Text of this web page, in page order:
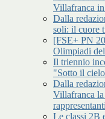
Villafranca in
Dalla
soli: il cuore
[FSE+ PN
Olimpiadi
Il triennio
"Sotto il
Dalla
Villafranca la
Le classi 2B